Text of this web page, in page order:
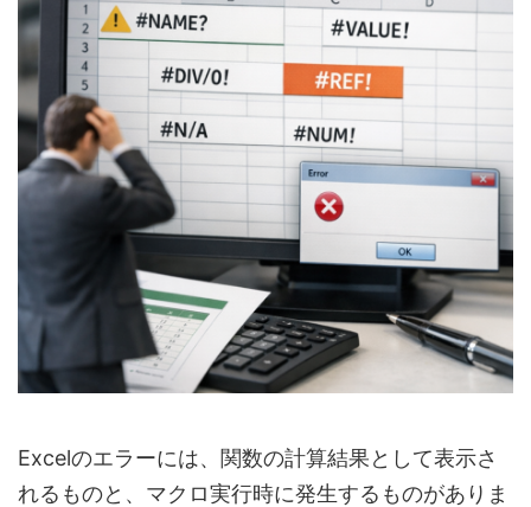
Excelのエラーには、関数の計算結果として表示さ
れるものと、マクロ実行時に発生するものがありま